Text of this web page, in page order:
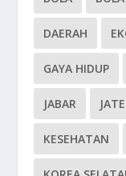
DAERAH
GAYA HIDUP
JABAR
KESEHATAN